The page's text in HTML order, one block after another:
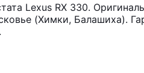
Lexus RX 330.
(Химки, Балашиха).